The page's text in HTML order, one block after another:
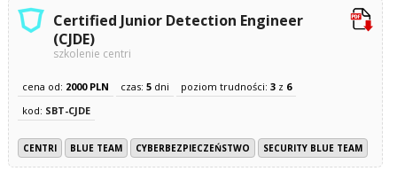
Certified Junior Detection Engineer
(CJDE)
szkolenie centri
cena od: 2000 PLN czas: 5dni poziom trudności: 3z 6
kod: SBT-CJDE
CENTRI BLUE TEAM CYBERBEZPIECZEŃSTWO SECURITY BLUE TEAM